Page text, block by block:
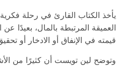
يأخذ الكتاب القارئ في رحلة
العميقة المرتبطة بالمال، بعيدًا عن
قيمته في الإنفاق أو الادخار أو
وتوضح لين تويست أن كثيرًا من